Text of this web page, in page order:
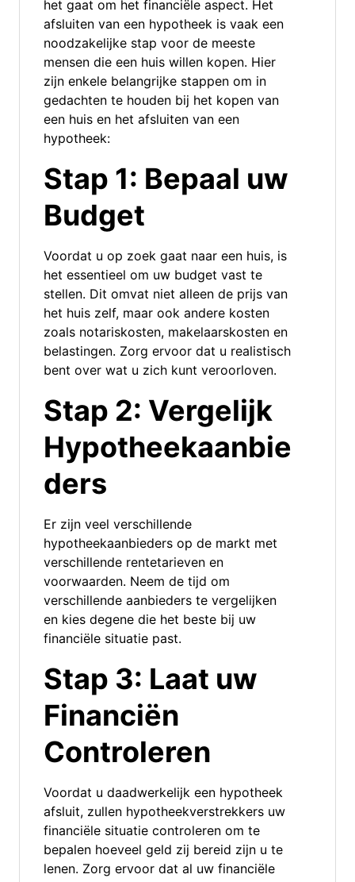
het gaat om het financiële aspect. Het
afsluiten van een hypotheek is vaak een
noodzakelijke stap voor de meeste
mensen die een huis willen kopen. Hier
zijn enkele belangrijke stappen om in
gedachten te houden bij het kopen van
een huis en het afsluiten van een
hypotheek:
Stap 1: Bepaal uw
Budget
Voordat u op zoek gaat naar een huis, is
het essentieel om uw budget vast te
stellen. Dit omvat niet alleen de prijs van
het huis zelf, maar ook andere kosten
zoals notariskosten, makelaarskosten en
belastingen. Zorg ervoor dat u realistisch
bent over wat u zich kunt veroorloven.
Stap 2: Vergelijk
Hypotheekaanbie
ders
Er zijn veel verschillende
hypotheekaanbieders op de markt met
verschillende rentetarieven en
voorwaarden. Neem de tijd om
verschillende aanbieders te vergelijken
en kies degene die het beste bij uw
financiële situatie past.
Stap 3: Laat uw
Financiën
Controleren
Voordat u daadwerkelijk een hypotheek
afsluit, zullen hypotheekverstrekkers uw
financiële situatie controleren om te
bepalen hoeveel geld zij bereid zijn u te
lenen. Zorg ervoor dat al uw financiële